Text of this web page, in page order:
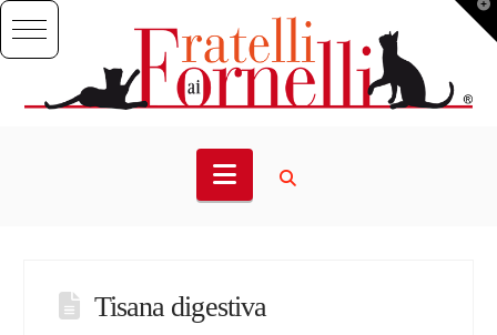
Navigation
Tisana digestiva